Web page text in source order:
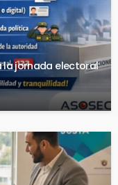
la jornada electoral